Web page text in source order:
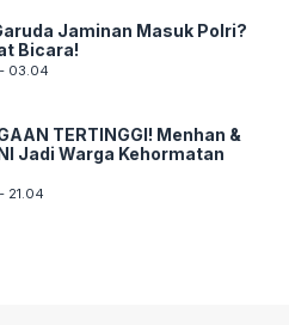
Jaminan Masuk Polri?
Bicara!
03.04
TERTINGGI! Menhan &
Jadi Warga Kehormatan
21.04